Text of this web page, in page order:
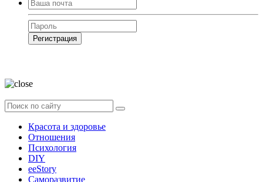
Регистрация
Красота и здоровье
Отношения
Психология
DIY
ееStory
Саморазвитие